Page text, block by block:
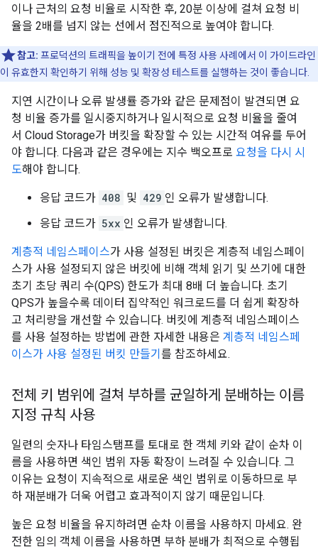
이나 근처의 요청 비율로 시작한 후, 20분 이상에 걸쳐 요청 비
율을 2배를 넘지 않는 선에서 점진적으로 높여야 합니다.
참고: 프로덕션의 트래픽을 높이기 전에 특정 사용 사례에서 이 가이드라인
이 유효한지 확인하기 위해 성능 및 확장성 테스트를 실행하는 것이 좋습니다.
지연 시간이나 오류 발생률 증가와 같은 문제점이 발견되면 요
청 비율 증가를 일시중지하거나 일시적으로 요청 비율을 줄여
서 Cloud Storage가 버킷을 확장할 수 있는 시간적 여유를 두어
야 합니다. 다음과 같은 경우에는 지수 백오프로 요청을 다시 시
도해야 합니다.
응답 코드가 408 및 429 인 오류가 발생합니다.
응답 코드가 5xx 인 오류가 발생합니다.
계층적 네임스페이스가 사용 설정된 버킷은 계층적 네임스페이
스가 사용 설정되지 않은 버킷에 비해 객체 읽기 및 쓰기에 대한
초기 초당 쿼리 수(QPS) 한도가 최대 8배 더 높습니다. 초기
QPS가 높을수록 데이터 집약적인 워크로드를 더 쉽게 확장하
고 처리량을 개선할 수 있습니다. 버킷에 계층적 네임스페이스
를 사용 설정하는 방법에 관한 자세한 내용은 계층적 네임스페
이스가 사용 설정된 버킷 만들기 를 참조하세요.
전체 키 범위에 걸쳐 부하를 균일하게 분배하는 이름
지정 규칙 사용
일련의 숫자나 타임스탬프를 토대로 한 객체 키와 같이 순차 이
름을 사용하면 색인 범위 자동 확장이 느려질 수 있습니다. 그
이유는 요청이 지속적으로 새로운 색인 범위로 이동하므로 부
하 재분배가 더욱 어렵고 효과적이지 않기 때문입니다.
높은 요청 비율을 유지하려면 순차 이름을 사용하지 마세요. 완
전한 임의 객체 이름을 사용하면 부하 분배가 최적으로 수행됩